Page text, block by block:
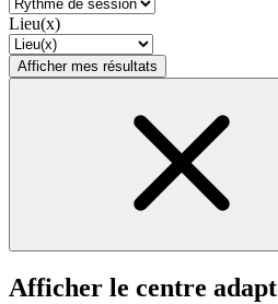
Lieu(x)
Afficher mes résultats
Afficher le centre